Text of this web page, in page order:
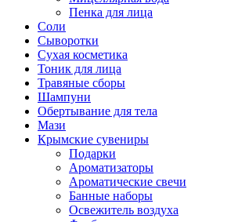
Пенка для лица
Соли
Сыворотки
Сухая косметика
Тоник для лица
Травяные сборы
Шампуни
Обертывание для тела
Мази
Крымские сувениры
Подарки
Ароматизаторы
Ароматические свечи
Банные наборы
Освежитель воздуха